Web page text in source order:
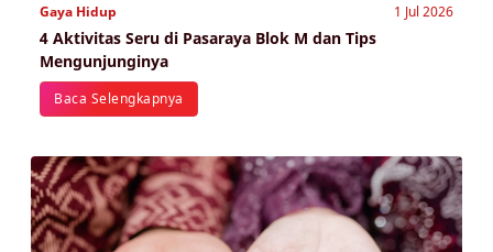
Gaya Hidup 1 Jul 2026
4 Aktivitas Seru di Pasaraya Blok M dan Tips
Mengunjunginya
Baca Selengkapnya